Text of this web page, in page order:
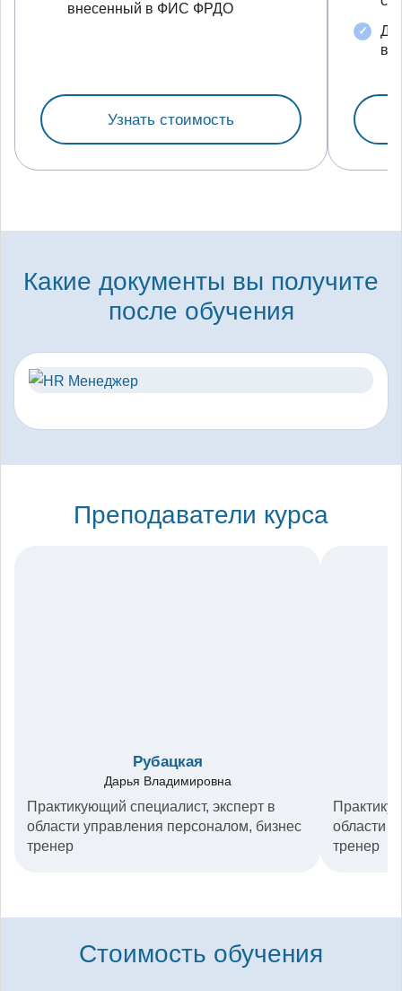
внесенный в ФИС ФРДО
Узнать стоимость
Какие документы вы получите
после обучения
Преподаватели курса
Рубацкая
Дарья Владимировна
Практикующий специалист, эксперт в
области управления персоналом, бизнес
тренер
области
тренер
Стоимость обучения